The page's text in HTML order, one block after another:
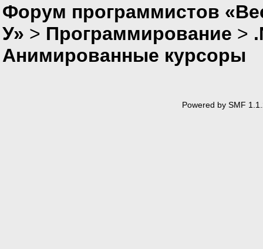
Форум программистов
У» > Программирование >
Анимированные курсоры
Powered by SMF